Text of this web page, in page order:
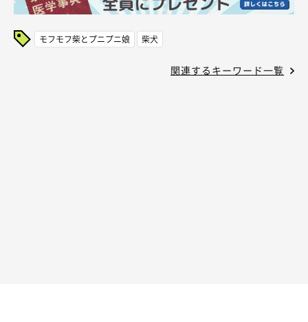
モフモフ柴とプニプニ娘 柴犬
関連するキーワード一覧